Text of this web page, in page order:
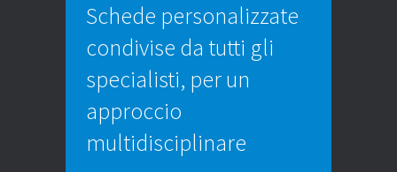
Schede personalizzate
condivise da tutti gli
specialisti, per un
approccio
multidisciplinare